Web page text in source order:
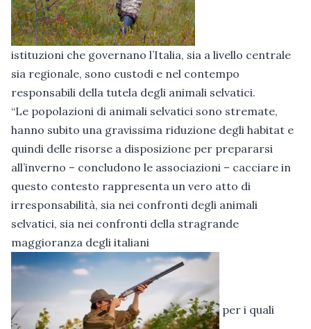
istituzioni che governano l’Italia, sia a livello centrale
sia regionale, sono custodi e nel contempo
responsabili della tutela degli animali selvatici.
“Le popolazioni di animali selvatici sono stremate,
hanno subito una gravissima riduzione degli habitat e
quindi delle risorse a disposizione per prepararsi
all’inverno – concludono le associazioni – cacciare in
questo contesto rappresenta un vero atto di
irresponsabilità, sia nei confronti degli animali
selvatici, sia nei confronti della stragrande
maggioranza degli italiani
per i quali